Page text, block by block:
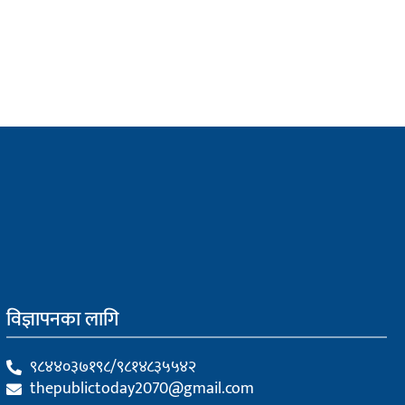
विज्ञापनका लागि
९८४४०३७१९८/९८१४८३५५४२
thepublictoday2070@gmail.com